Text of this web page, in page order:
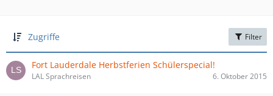
Zugriffe Filter
Fort Lauderdale Herbstferien Schülerspecial!
LAL Sprachreisen 6. Oktober 2015